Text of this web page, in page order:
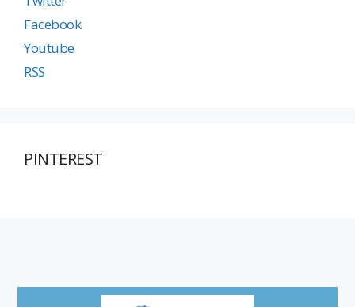
Facebook
Youtube
RSS
PINTEREST